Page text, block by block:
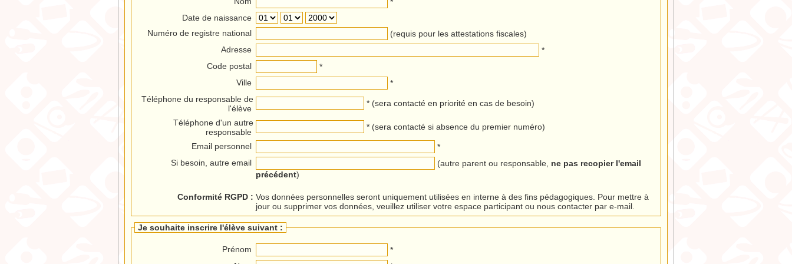
Date de naissance
Numéro de registre national
(requis pour les attestations fiscales)
Adresse
*
Code postal
*
Ville
*
Téléphone du responsable de
l'élève
* (sera contacté en priorité en cas de besoin)
Téléphone d'un autre
responsable
* (sera contacté si absence du premier numéro)
Email personnel
*
Si besoin, autre email
(autre parent ou responsable, ne pas recopier l'email
précédent)
Conformité RGPD : Vos données personnelles seront uniquement utilisées en interne à des fins pédagogiques. Pour mettre à
jour ou supprimer vos données, veuillez utiliser votre espace participant ou nous contacter par e-mail.
Je souhaite inscrire l'élève suivant :
Prénom
*